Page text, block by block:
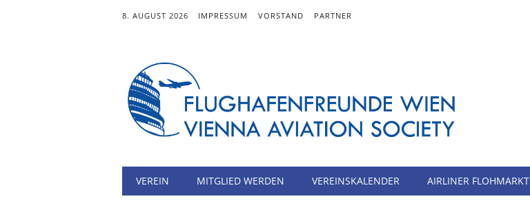
8. AUGUST 2026 IMPRESSUM VORSTAND PARTNER
Hauptmenü
Inhalt
VEREIN MITGLIED WERDEN VEREINSKALENDER AIRLINER FLOHMARKT